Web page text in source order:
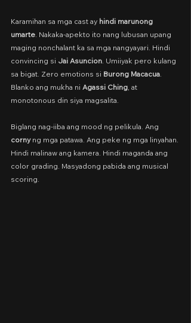
Karamihan sa mga cast ay hindi marunong
umarte. Nakaka-apekto ito nang lubusan upang
maging nonchalant ka sa mga nangyayari. Hindi
convincing si Jai Asuncion. Umiiyak pero kulang
sa bigat. Zero emotions si Burong Macacua.
Blanko ang mukha ni Agassi Ching, at
monotonous din siya magsalita.
Biglang nag-iiba ang mood ng pelikula. Ang
corny ng mga patawa. Ang peke ng mga linyahan.
Hindi malinaw ang kamera. Hindi maganda ang
color grading. Masyadong pabida ang musical
scoring.